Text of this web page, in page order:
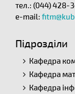
тел.: (044) 428-
e-mail:
Підрозділи
Кафедра
Кафедра
Кафедра